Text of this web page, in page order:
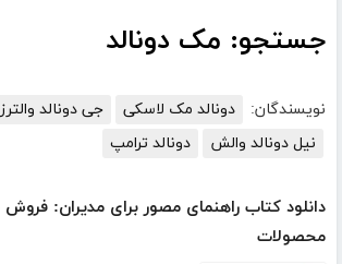
جستجو: مک دونالد
نویسندگان: دونالد مک لاسکى
جی دونالد والترز
نیل دونالد والش
دونالد ترامپ
دانلود کتاب راهنمای مصور برای مدیران:
محصولات